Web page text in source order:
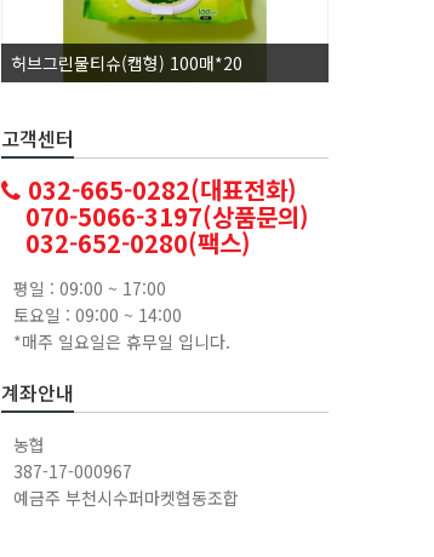
허브그린물티슈(캡형) 100매*20
고객센터
032-665-0282(대표전화)
070-5066-3197(상품문의)
032-652-0280(팩스)
평일 : 09:00 ~ 17:00
토요일 : 09:00 ~ 14:00
*매주 일요일은 휴무일 입니다.
계좌안내
농협
387-17-000967
예금주 부천시수퍼마켓협동조합